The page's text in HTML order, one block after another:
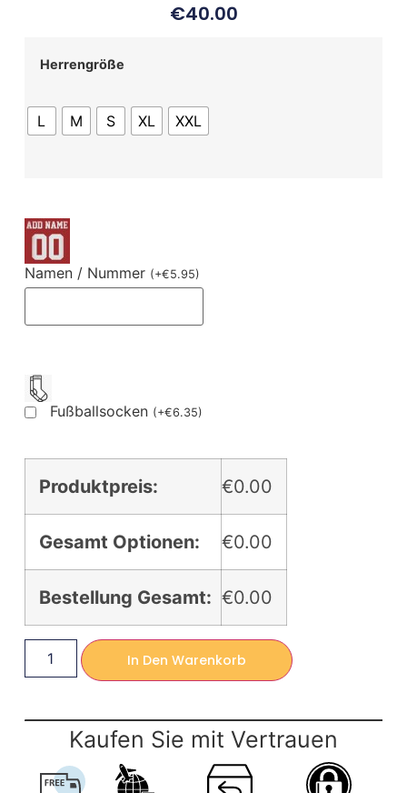
€40.00
Herrengröße
L M S XL XXL
Namen / Nummer (+€5.95)
Fußballsocken (+€6.35)
Produktpreis: €0.00
Gesamt Optionen: €0.00
Bestellung Gesamt: €0.00
In Den Warenkorb
Kaufen Sie mit Vertrauen